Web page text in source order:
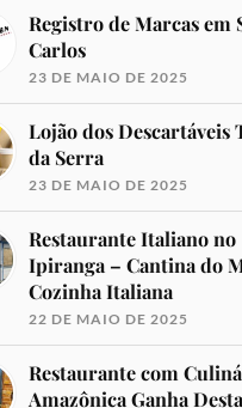
Registro de Marcas em
Carlos
23 DE MAIO DE 2025
Lojão dos Descartáveis
da Serra
23 DE MAIO DE 2025
Restaurante Italiano no
Ipiranga – Cantina do
Cozinha Italiana
22 DE MAIO DE 2025
Restaurante com
Amazônica Ganha